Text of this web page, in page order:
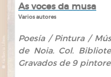
As voces da musa
Varios autores
Poesía / Pintura /
de Noia. Col.
Gravados de 9